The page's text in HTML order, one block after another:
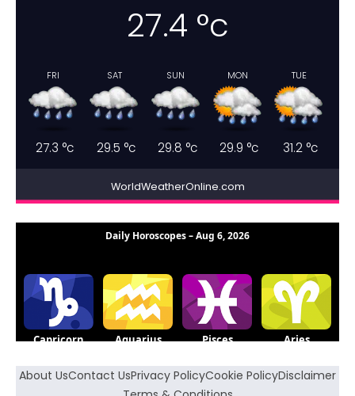
27.4 °c
FRI
27.3 °c
SAT
29.5 °c
SUN
29.8 °c
MON
29.9 °c
TUE
31.2 °c
WorldWeatherOnline.com
About UsContact UsPrivacy PolicyCookie PolicyDisclaimer